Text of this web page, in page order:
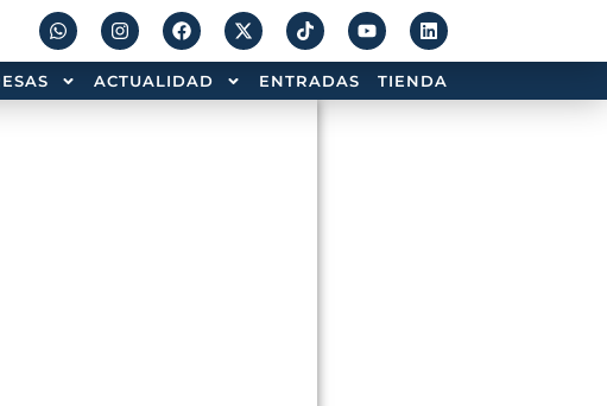
ACTUALIDAD ENTRADAS TIENDA